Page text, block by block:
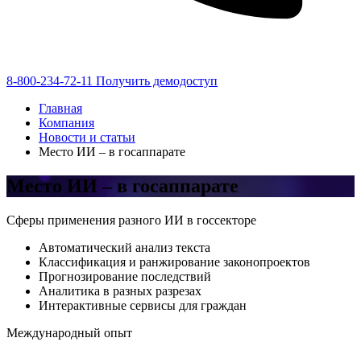
8-800-234-72-11 Получить демодоступ
Главная
Компания
Новости и статьи
Место ИИ – в госаппарате
Место ИИ – в госаппарате
Сферы применения разного ИИ в госсекторе
Автоматический анализ текста
Классификация и ранжирование законопроектов
Прогнозирование последствий
Аналитика в разных разрезах
Интерактивные сервисы для граждан
Международный опыт